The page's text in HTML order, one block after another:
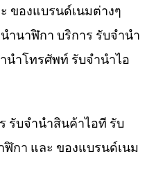
ของแบรนด์เนมต่างๆ
ำนาฬิกา บริการ รับจำนำ
นำโทรศัพท์ รับจำนำไอ
รับจำนำสินค้าไอที รับ
กา และ ของแบรนด์เนม